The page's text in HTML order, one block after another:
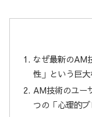
なぜ最新のAM
性」という巨大
AM技術のユー
つの「心理的ブ